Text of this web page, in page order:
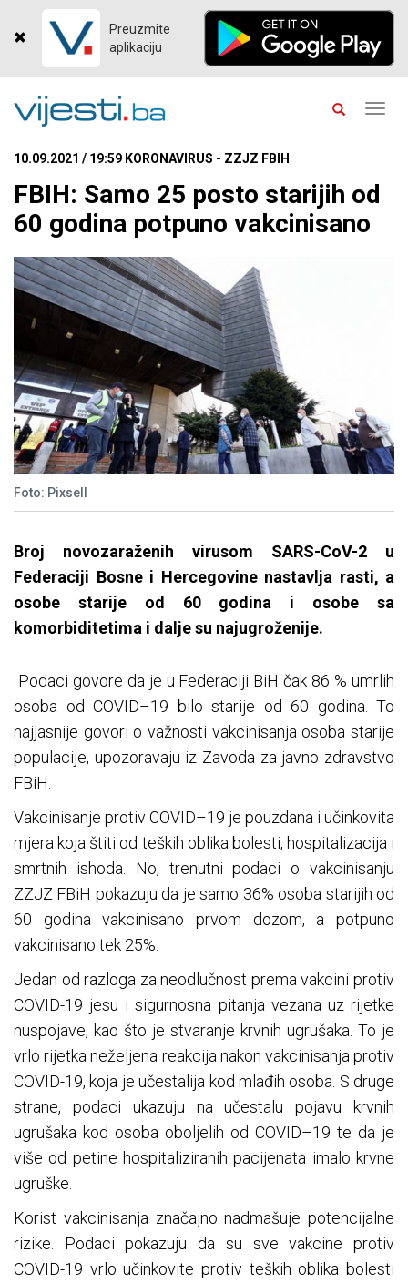
Preuzmite
aplikaciju
10.09.2021 / 19:59 KORONAVIRUS - ZZJZ FBIH
FBIH: Samo 25 posto starijih od
60 godina potpuno vakcinisano
Foto: Pixsell
Broj novozaraženih virusom SARS-CoV-2 u
Federaciji Bosne i Hercegovine nastavlja rasti, a
osobe starije od 60 godina i osobe sa
komorbiditetima i dalje su najugroženije.
Podaci govore da je u Federaciji BiH čak 86 % umrlih
osoba od COVID–19 bilo starije od 60 godina. To
najjasnije govori o važnosti vakcinisanja osoba starije
populacije, upozoravaju iz Zavoda za javno zdravstvo
FBiH.
Vakcinisanje protiv COVID–19 je pouzdana i učinkovita
mjera koja štiti od teških oblika bolesti, hospitalizacija i
smrtnih ishoda. No, trenutni podaci o vakcinisanju
ZZJZ FBiH pokazuju da je samo 36% osoba starijih od
60 godina vakcinisano prvom dozom, a potpuno
vakcinisano tek 25%.
Jedan od razloga za neodlučnost prema vakcini protiv
COVID-19 jesu i sigurnosna pitanja vezana uz rijetke
nuspojave, kao što je stvaranje krvnih ugrušaka. To je
vrlo rijetka neželjena reakcija nakon vakcinisanja protiv
COVID-19, koja je učestalija kod mlađih osoba. S druge
strane, podaci ukazuju na učestalu pojavu krvnih
ugrušaka kod osoba oboljelih od COVID–19 te da je
više od petine hospitaliziranih pacijenata imalo krvne
ugruške.
Korist vakcinisanja značajno nadmašuje potencijalne
rizike. Podaci pokazuju da su sve vakcine protiv
COVID-19 vrlo učinkovite protiv teških oblika bolesti